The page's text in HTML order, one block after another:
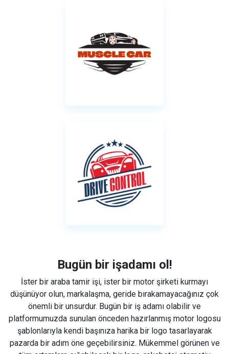
Bugün bir işadamı ol!
İster bir araba tamir işi, ister bir motor şirketi kurmayı
düşünüyor olun, markalaşma, geride bırakamayacağınız çok
önemli bir unsurdur. Bugün bir iş adamı olabilir ve
platformumuzda sunulan önceden hazırlanmış motor logosu
şablonlarıyla kendi başınıza harika bir logo tasarlayarak
pazarda bir adım öne geçebilirsiniz. Mükemmel görünen ve